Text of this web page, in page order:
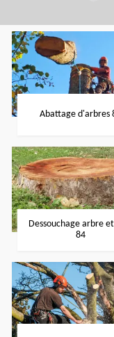
Abattage d'arbres
Dessouchage arbre
84